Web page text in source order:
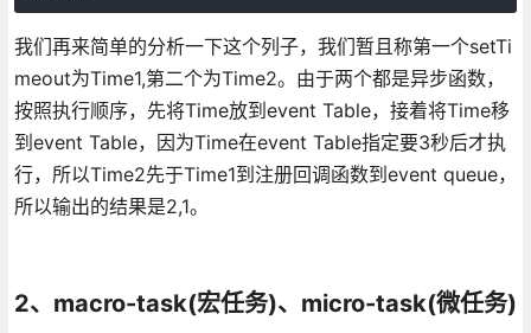
我们再来简单的分析一下这个列子，我们暂且称第一个setTi
meout为Time1,第二个为Time2。由于两个都是异步函数，
按照执行顺序，先将Time放到event Table，接着将Time移
到event Table，因为Time在event Table指定要3秒后才执
行，所以Time2先于Time1到注册回调函数到event queue，
所以输出的结果是2,1。
2、macro-task(宏任务)、micro-task(微任务)